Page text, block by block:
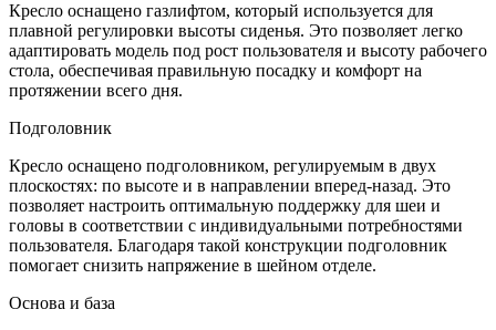
Кресло оснащено газлифтом, который используется для
плавной регулировки высоты сиденья. Это позволяет легко
адаптировать модель под рост пользователя и высоту рабочего
стола, обеспечивая правильную посадку и комфорт на
протяжении всего дня.
Подголовник
Кресло оснащено подголовником, регулируемым в двух
плоскостях: по высоте и в направлении вперед-назад. Это
позволяет настроить оптимальную поддержку для шеи и
головы в соответствии с индивидуальными потребностями
пользователя. Благодаря такой конструкции подголовник
помогает снизить напряжение в шейном отделе.
Основа и база